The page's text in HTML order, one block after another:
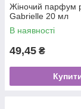
Жіночий парфум
Gabrielle 20 мл
В наявності
49,45 ₴